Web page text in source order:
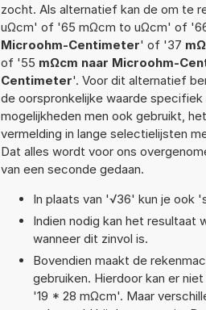
zocht. Als alternatief kan de om te
uΩcm' of '65 mΩcm to uΩcm' of
Microohm-Centimeter' of '37
of '55 mΩcm naar Microohm-
Centimeter'. Voor dit alternatief
de oorspronkelijke waarde
mogelijkheden men ook gebruikt,
vermelding in lange selectielijsten
Dat alles wordt voor ons
van een seconde gedaan.
In plaats van '√36' kun je ook
Indien nodig kan het resultaat
wanneer dit zinvol is.
Bovendien maakt de
gebruiken. Hierdoor kan er
'19 * 28 mΩcm'. Maar